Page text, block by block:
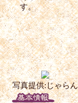
す。
写真提供:じゃらん